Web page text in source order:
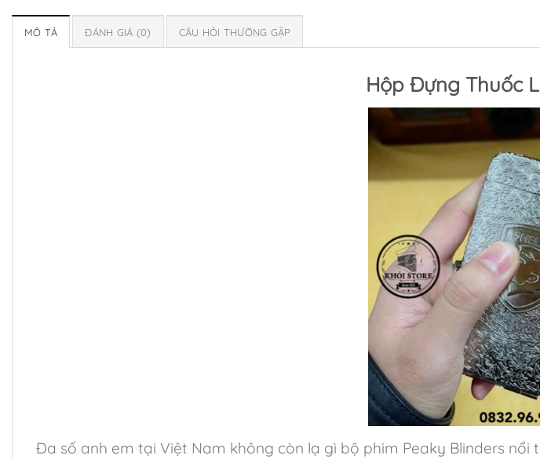
MÔ TẢ ĐÁNH GIÁ (0) CÂU HỎI THƯỜNG GẶP
Hộp Đựng Thuốc
Đa số anh em tại Việt Nam không còn lạ gì bộ phim Peaky Blinders